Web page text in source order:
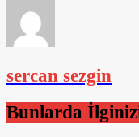
sercan sezgin
Bunlarda